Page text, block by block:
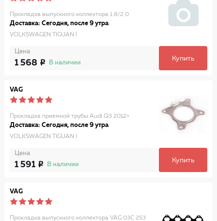
Прокладка выпускного коллектора 1.8/2.0
Доставка: Сегодня, после 9 утра
VOLKSWAGEN TIGUAN I
Цена
1 568 В наличии
Купить
VAG
Прокладка приемной трубы Audi Q3 2012>
Доставка: Сегодня, после 9 утра
VOLKSWAGEN TIGUAN I
Цена
1 591 В наличии
Купить
VAG
Прокладка выпускного коллектора VAG 03C 253